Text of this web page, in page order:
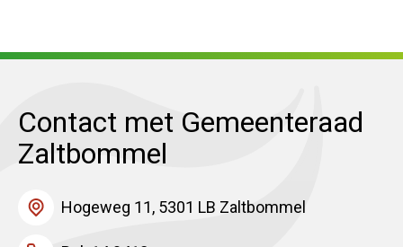
Contact met Gemeenteraad
Zaltbommel
Hogeweg 11, 5301 LB Zaltbommel